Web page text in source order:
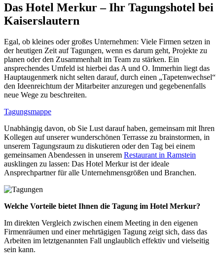
Das Hotel Merkur – Ihr Tagungshotel bei
Kaiserslautern
Egal, ob kleines oder großes Unternehmen: Viele Firmen setzen in
der heutigen Zeit auf Tagungen, wenn es darum geht, Projekte zu
planen oder den Zusammenhalt im Team zu stärken. Ein
ansprechendes Umfeld ist hierbei das A und O. Immerhin liegt das
Hauptaugenmerk nicht selten darauf, durch einen „Tapetenwechsel“
den Ideenreichtum der Mitarbeiter anzuregen und gegebenenfalls
neue Wege zu beschreiten.
Tagungsmappe
Unabhängig davon, ob Sie Lust darauf haben, gemeinsam mit Ihren
Kollegen auf unserer wunderschönen Terrasse zu brainstormen, in
unserem Tagungsraum zu diskutieren oder den Tag bei einem
gemeinsamen Abendessen in unserem Restaurant in Ramstein
ausklingen zu lassen: Das Hotel Merkur ist der ideale
Ansprechpartner für alle Unternehmensgrößen und Branchen.
Welche Vorteile bietet Ihnen die Tagung im Hotel Merkur?
Im direkten Vergleich zwischen einem Meeting in den eigenen
Firmenräumen und einer mehrtägigen Tagung zeigt sich, dass das
Arbeiten im letztgenannten Fall unglaublich effektiv und vielseitig
sein kann.